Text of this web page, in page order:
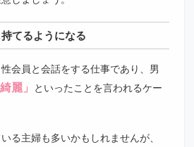
てるようになる
会員と会話をする仕事であり、男
麗」 といったことを言われるケー
る主婦も多いかもしれませんが、